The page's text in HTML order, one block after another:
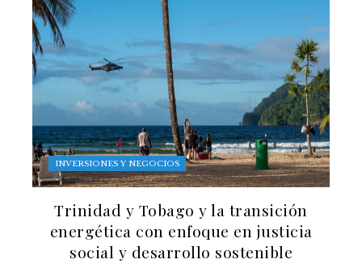
INVERSIONES Y NEGOCIOS
Trinidad y Tobago y la transición
energética con enfoque en justicia
social y desarrollo sostenible